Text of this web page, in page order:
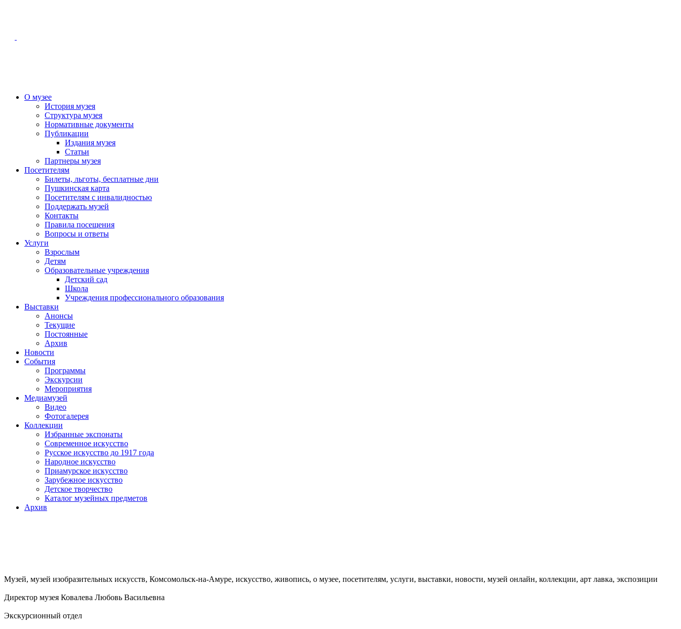
О музее
История музея
Структура музея
Нормативные документы
Публикации
Издания музея
Статьи
Партнеры музея
Посетителям
Билеты, льготы, бесплатные дни
Пушкинская карта
Посетителям с инвалидностью
Поддержать музей
Контакты
Правила посещения
Вопросы и ответы
Услуги
Взрослым
Детям
Образовательные учреждения
Детский сад
Школа
Учреждения профессионального образования
Выставки
Анонсы
Текущие
Постоянные
Архив
Новости
События
Программы
Экскурсии
Мероприятия
Медиамузей
Видео
Фотогалерея
Коллекции
Избранные экспонаты
Современное искусство
Русское искусство до 1917 года
Народное искусство
Приамурское искусство
Зарубежное искусство
Детское творчество
Каталог музейных предметов
Архив
Музей, музей изобразительных искусств, Комсомольск-на-Амуре, искусство, живопись, о музее, посетителям, услуги, выставки, новости, музей онлайн, коллекции, арт лавка, экспозиции
Директор музея Ковалева Любовь Васильевна
Экскурсионный отдел